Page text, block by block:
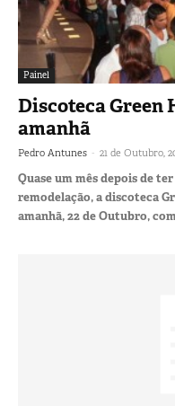
Painel
Discoteca
amanhã
Pedro Antunes - 21 de Outubro,
Quase um mês depois de
remodelação, a discoteca
amanhã, 22 de Outubro,